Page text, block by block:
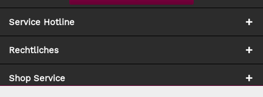
Service Hotline
Rechtliches
Shop Service